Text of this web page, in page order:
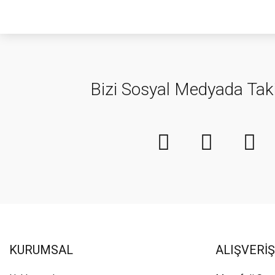
Bizi Sosyal Medyada
KURUMSAL ALIŞVERİŞ